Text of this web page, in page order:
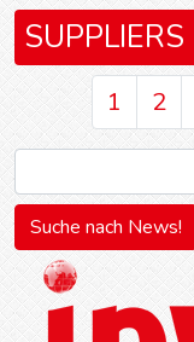
1 2